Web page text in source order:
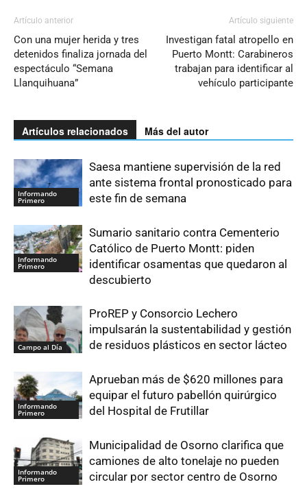
Artículo anterior
Con una mujer herida y tres
detenidos finaliza jornada del
espectáculo “Semana
Llanquihuana”
Artículo siguiente
Investigan fatal atropello en
Puerto Montt: Carabineros
trabajan para identificar al
vehículo participante
Artículos relacionados Más del autor
Informando
Primero
Saesa mantiene supervisión de la red
ante sistema frontal pronosticado para
este fin de semana
Informando
Primero
Sumario sanitario contra Cementerio
Católico de Puerto Montt: piden
identificar osamentas que quedaron al
descubierto
Campo al Día
ProREP y Consorcio Lechero
impulsarán la sustentabilidad y gestión
de residuos plásticos en sector lácteo
Informando
Primero
Aprueban más de $620 millones para
equipar el futuro pabellón quirúrgico
del Hospital de Frutillar
Informando
Primero
Municipalidad de Osorno clarifica que
camiones de alto tonelaje no pueden
circular por sector centro de Osorno